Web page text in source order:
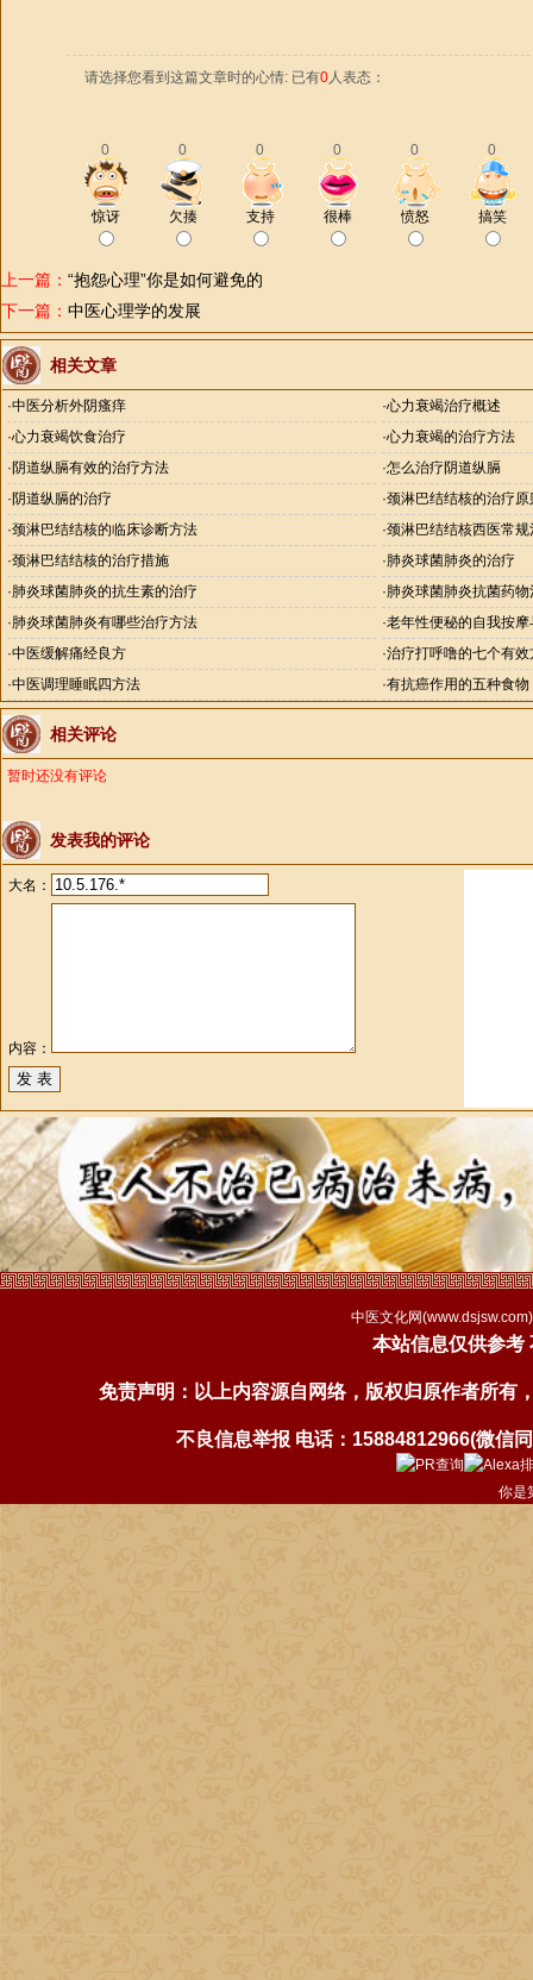
请选择您看到这篇文章时的心情: 已有0人表态：
0 0 0 0 0 0
惊讶 欠揍 支持 很棒 愤怒 搞笑
上一篇： “抱怨心理”你是如何避免的
下一篇： 中医心理学的发展
相关文章
·中医分析外阴瘙痒 ·心力衰竭治疗概述
·心力衰竭饮食治疗 ·心力衰竭的治疗方法
· 阴道纵膈有效的治疗方法 ·怎么治疗阴道纵膈
· 阴道纵膈的治疗 ·颈淋巴结结核的治疗原
·颈淋巴结结核的临床诊断方法 ·颈淋巴结结核西医常规
·颈淋巴结结核的治疗措施 ·肺炎球菌肺炎的治疗
·肺炎球菌肺炎的抗生素的治疗 ·肺炎球菌肺炎抗菌药物
·肺炎球菌肺炎有哪些治疗方法 ·老年性便秘的自我按
·中医缓解痛经良方 ·治疗打呼噜的七个有效
·中医调理睡眠四方法 ·有抗癌作用的五种食物
相关评论
暂时还没有评论
发表我的评论
大名：
内容：
中医文化网(www.dsjsw.com
本站信息仅供参考
免责声明：以上内容源自网络，版权归原作者所有
不良信息举报 电话：15884812966(微
你是